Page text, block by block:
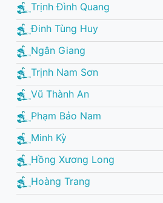
Trịnh Đình Quang
Đinh Tùng Huy
Ngân Giang
Trịnh Nam Sơn
Vũ Thành An
Phạm Bảo Nam
Minh Kỳ
Hồng Xương Long
Hoàng Trang